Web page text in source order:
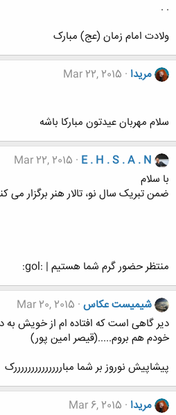
. .
ولادت امام زمان (عج) مبارک
مریدا Mar 22, 2015
سلام مهربان عیدتون مبارکا باشه
E . H . S . A . N
Mar 22, 2015
با سلام
ضمن تبریک سال نو، تالار هنر برگزار می
منتظر حضور گرم شما هستیم | :gol:
شیمیست عکاس Mar 20, 2015
دیر گاهی است که افتاده ام از خویش به
خودم هم بروم.....(قیصر امین پور)
پیشاپیش نوروز بر شما مباررررررررررررررک
مریدا Mar 6, 2015